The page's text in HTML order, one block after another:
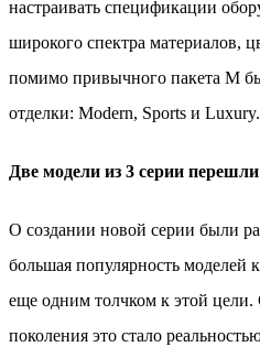
настраивать спецификации
широкого спектра материалов,
помимо привычного пакета М
отделки: Modern, Sports и Luxury.
Две модели из 3 серии
О создании новой серии были
большая популярность моделей
еще одним толчком к этой
поколения это стало